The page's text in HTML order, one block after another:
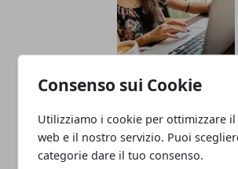
Consenso sui Cookie
Utilizziamo i cookie per ottimizzare
web e il nostro servizio. Puoi
categorie dare il tuo consenso.
L'importanza della salute e
nei lavori a turno
04/11/2024